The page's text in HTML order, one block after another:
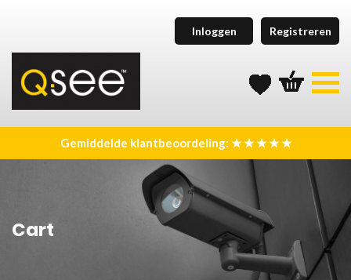
Inloggen Registreren
Gemiddelde klantbeoordeling: ★ ★ ★ ★ ★
Cart